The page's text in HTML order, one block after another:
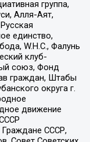
группа,
Алля-Аят,
единство,
W.H.С., Фалунь
клуб-
союз, Фонд
граждан, Штабы
округа г.
движение
Граждане СССР,